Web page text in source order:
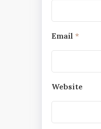
Email *
Website